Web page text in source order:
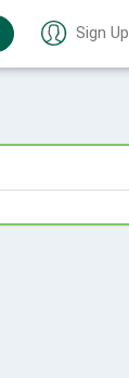
Sign Up